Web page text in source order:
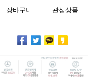
장바구니 관심상품